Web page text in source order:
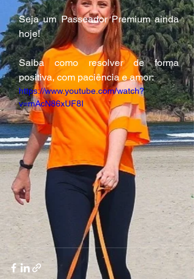
Seja um Passeador Premium ainda
hoje!
Saiba como resolver de forma
positiva, com paciência e amor:
https://www.youtube.com/watch?
v=mAcN86xUF8I